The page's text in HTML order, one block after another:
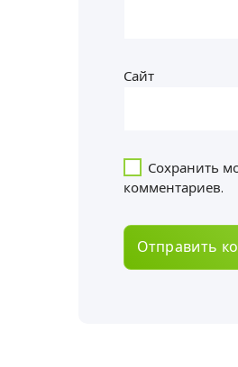
Сайт
Сохранить
комментариев.